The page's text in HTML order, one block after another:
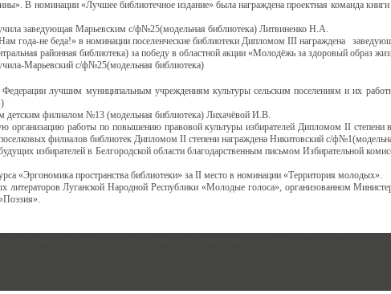
В номинации «Лучшее библиотечное издание» была награждена проектная команда книги
заведующая Марьевским с/ф№25(модельная библиотека) Литвиненко Н.А.
года-не беда!» в номинации поселенческие библиотеки Дипломом III награждена
районная библиотека) за победу в областной акции «Молодёжь за здоровый образ
Марьевский с/ф№25(модельная библиотека)
лучшим муниципальным учреждениям культуры сельским поселениям и их
детским филиалом №13 (модельная библиотека) Лихачёвой И.В.
организацию работы по повышению правовой культуры избирателей Дипломом II
филиалов библиотек Дипломом II степени награждена Никитовский с/
избирателей в Белгородской области благодарственным письмом Избирательной
«Эргономика пространства библиотеки» за II место в номинации «Территория молодых».
литераторов Луганской Народной Республики «Молодые голоса», организованном
централизованная библиотечная система ",2012-2026